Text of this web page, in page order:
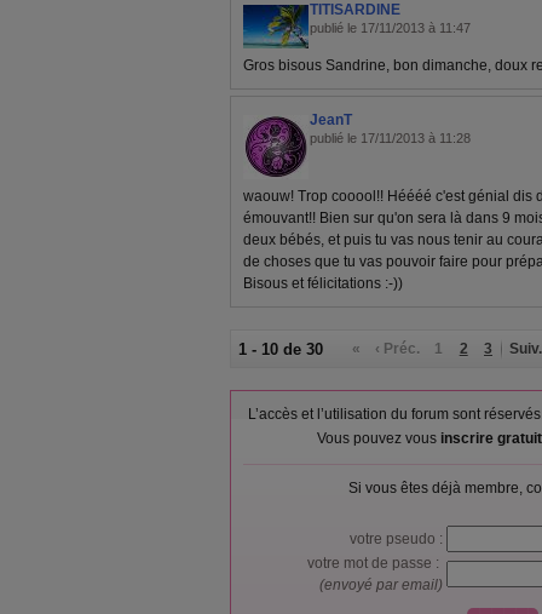
TITISARDINE
publié le 17/11/2013 à 11:47
Gros bisous Sandrine, bon dimanche, doux
JeanT
publié le 17/11/2013 à 11:28
waouw! Trop cooool!! Héééé c'est génial dis
émouvant!! Bien sur qu'on sera là dans 9
deux bébés, et puis tu vas nous tenir au
de choses que tu vas pouvoir faire pour
Bisous et félicitations :-))
1 - 10 de 30 « ‹ Préc. 1 2 3 Suiv.
L’accès et l’utilisation du forum sont
Vous pouvez vous inscrire
Si vous êtes déjà membre,
votre pseudo :
votre mot de passe :
(envoyé par email)